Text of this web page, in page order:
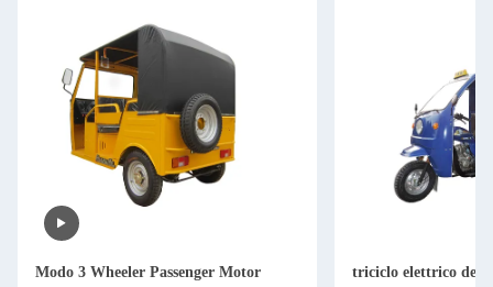
Modo 3 Wheeler Passenger Motor
triciclo elettrico del